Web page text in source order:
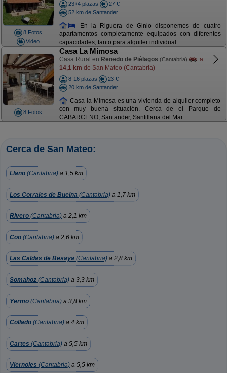
8 Fotos
Video
23+4 plazas
27 €
52 km de Santander
En la Riguera de Ginio disponemos de cuatro
apartamentos completamente equipados con diferentes
capacidades, tanto para alquiler individual ...
8 Fotos
Casa La Mimosa
Casa Rural en Renedo de Piélagos (Cantabria)
a
14,1 km de San Mateo (Cantabria)
8-16 plazas
23 €
20 km de Santander
Casa la Mimosa es una vivienda de alquiler completo
con muy buena situación. Cerca de el Parque de
CABARCENO, Santander, Santillana del Mar. ...
Cerca de San Mateo:
Llano (Cantabria) a 1,5 km
Los Corrales de Buelna (Cantabria) a 1,7 km
Rivero (Cantabria) a 2,1 km
Coo (Cantabria) a 2,6 km
Las Caldas de Besaya (Cantabria) a 2,8 km
Somahoz (Cantabria) a 3,3 km
Yermo (Cantabria) a 3,8 km
Collado (Cantabria) a 4 km
Cartes (Cantabria) a 5,5 km
Viernoles (Cantabria) a 5,5 km